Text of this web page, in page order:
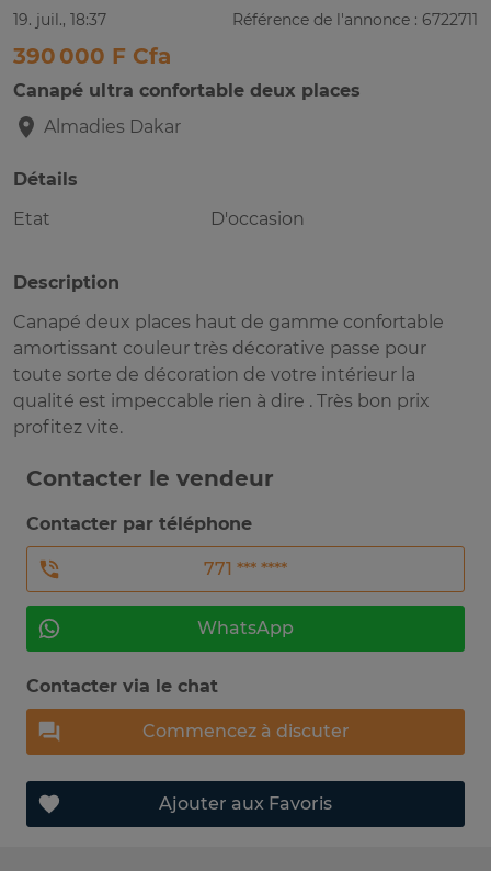
19. juil., 18:37 Référence de l'annonce : 6722711
390 000 F Cfa
Canapé ultra confortable deux places
Almadies Dakar
Détails
Etat
D'occasion
Description
Canapé deux places haut de gamme confortable
amortissant couleur très décorative passe pour
toute sorte de décoration de votre intérieur la
qualité est impeccable rien à dire . Très bon prix
profitez vite.
Contacter le vendeur
Contacter par téléphone
771 *** ****
WhatsApp
Contacter via le chat
Commencez à discuter
Ajouter aux Favoris